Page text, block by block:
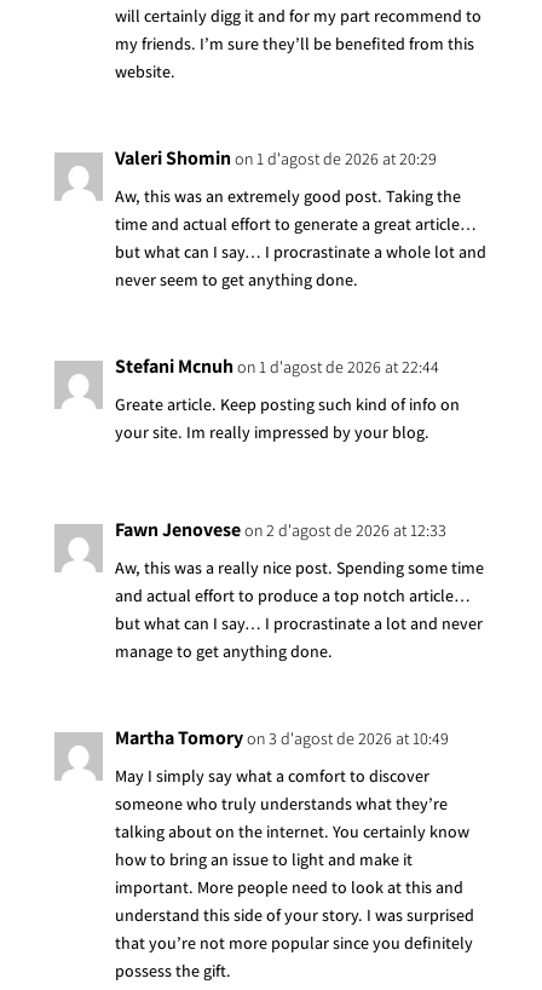
will certainly digg it and for my part recommend to
my friends. I’m sure they’ll be benefited from this
website.
Valeri Shominon 1 d'agost de 2026 at 20:29
Aw, this was an extremely good post. Taking the
time and actual effort to generate a great article…
but what can I say… I procrastinate a whole lot and
never seem to get anything done.
Stefani Mcnuhon 1 d'agost de 2026 at 22:44
Greate article. Keep posting such kind of info on
your site. Im really impressed by your blog.
Fawn Jenoveseon 2 d'agost de 2026 at 12:33
Aw, this was a really nice post. Spending some time
and actual effort to produce a top notch article…
but what can I say… I procrastinate a lot and never
manage to get anything done.
Martha Tomoryon 3 d'agost de 2026 at 10:49
May I simply say what a comfort to discover
someone who truly understands what they’re
talking about on the internet. You certainly know
how to bring an issue to light and make it
important. More people need to look at this and
understand this side of your story. I was surprised
that you’re not more popular since you definitely
possess the gift.